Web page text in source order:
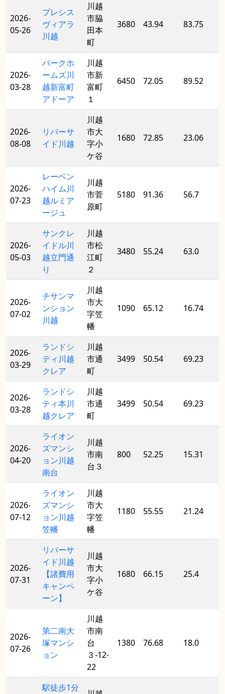
2026-
05-26
プレシス
ヴィアラ
川越
川越
市脇
田本
町
3680 43.94 83.75
2026-
03-28
パークホ
ームズ川
越新富町
アドーア
川越
市新
富町
１
6450 72.05 89.52
2026-
08-08
リバーサ
イド川越
川越
市大
字小
ケ谷
1680 72.85 23.06
2026-
07-23
レーベン
ハイム川
越ルミア
ージュ
川越
市菅
原町
5180 91.36 56.7
2026-
05-03
サンクレ
イドル川
越立門通
り
川越
市松
江町
２
3480 55.24 63.0
2026-
07-02
チサンマ
ンション
川越
川越
市大
字笠
幡
1090 65.12 16.74
2026-
03-29
ランドシ
ティ川越
クレア
川越
市通
町
3499 50.54 69.23
2026-
03-28
ランドシ
ティ本川
越クレア
川越
市通
町
3499 50.54 69.23
2026-
04-20
ライオン
ズマンシ
ョン川越
南台
川越
市南
台３
800 52.25 15.31
2026-
07-12
ライオン
ズマンシ
ョン川越
笠幡
川越
市大
字笠
幡
1180 55.55 21.24
2026-
07-31
リバーサ
イド川越
【諸費用
キャンペ
ーン】
川越
市大
字小
ケ谷
1680 66.15 25.4
2026-
07-26
第二南大
塚マンシ
ョン
川越
市南
台
３-12-
22
1380 76.68 18.0
駅徒歩1分